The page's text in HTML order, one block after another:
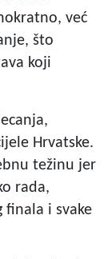
već
što
koji
Hrvatske.
težinu jer
rada,
finala i svake